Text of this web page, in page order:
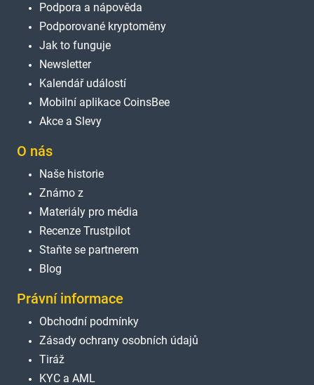
Podpora a nápověda
Podporované kryptoměny
Jak to funguje
Newsletter
Kalendář událostí
Mobilní aplikace CoinsBee
Akce a Slevy
O nás
Naše historie
Známo z
Materiály pro média
Recenze Trustpilot
Staňte se partnerem
Blog
Právní informace
Obchodní podmínky
Zásady ochrany osobních údajů
Tiráž
KYC a AML